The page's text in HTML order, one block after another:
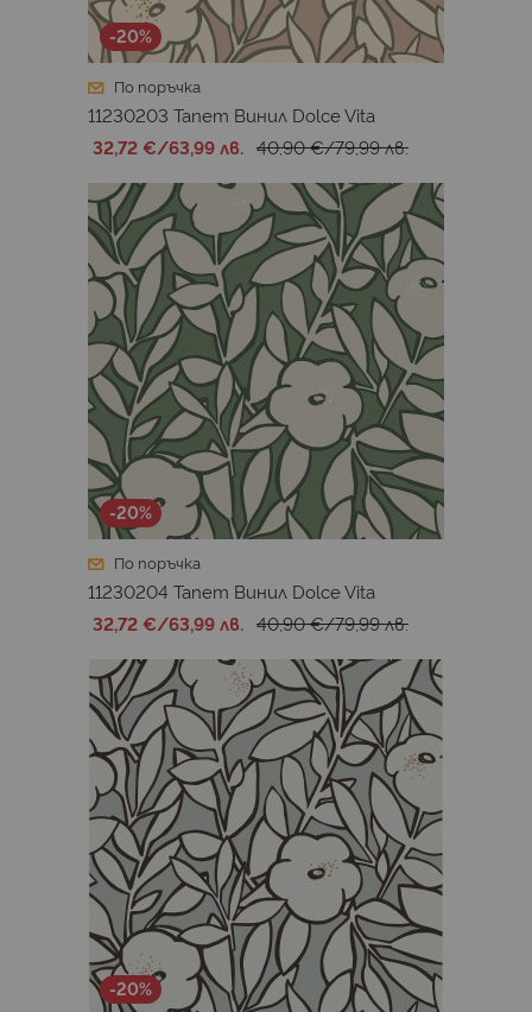
-20%
По поръчка
11230203 Тапет Винил Dolce Vita
32,72 €/63,99 лв. 40,90 €/79,99 лв.
-20%
По поръчка
11230204 Тапет Винил Dolce Vita
32,72 €/63,99 лв. 40,90 €/79,99 лв.
-20%